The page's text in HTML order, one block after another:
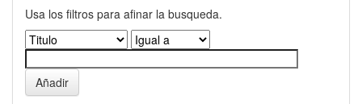
Usa los filtros para afinar la busqueda.